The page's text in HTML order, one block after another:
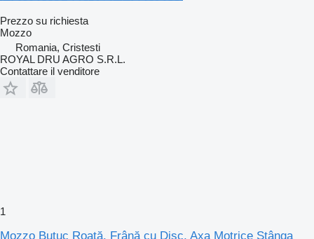
Prezzo su richiesta
Mozzo
Romania, Cristesti
ROYAL DRU AGRO S.R.L.
Contattare il venditore
1
Mozzo Butuc Roată, Frână cu Disc, Axa Motrice Stânga